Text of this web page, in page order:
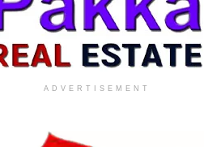
ADVERTISEMENT